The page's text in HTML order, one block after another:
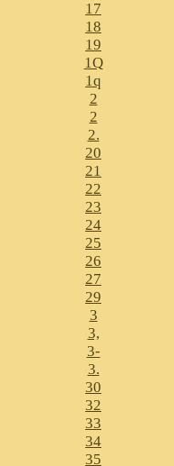
17
18
19
1Q
1q
2
2
2.
20
21
22
23
24
25
26
27
29
3
3,
3-
3.
30
32
33
34
35